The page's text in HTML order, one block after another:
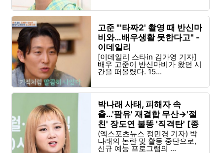
고준 "'타짜2' 촬영 때 반신마
비와…배우생활 못한다고" -
이데일리
[이데일리 스타in 김가영 기자]
배우 고준이 반신마비가 왔던 시
간을 떠올렸다. 15...
박나래 사태, 피해자 속
출…'팜유' 재결합 무산→'절
친' 장도연 불똥 '직격탄' [종
합] - 엑스포츠뉴스
(엑스포츠뉴스 정민경 기자) 박
나래의 논란 및 활동 중단으로,
신규 예능 프로그램의 ...